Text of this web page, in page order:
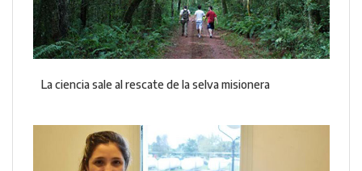
La ciencia sale al rescate de la selva misionera